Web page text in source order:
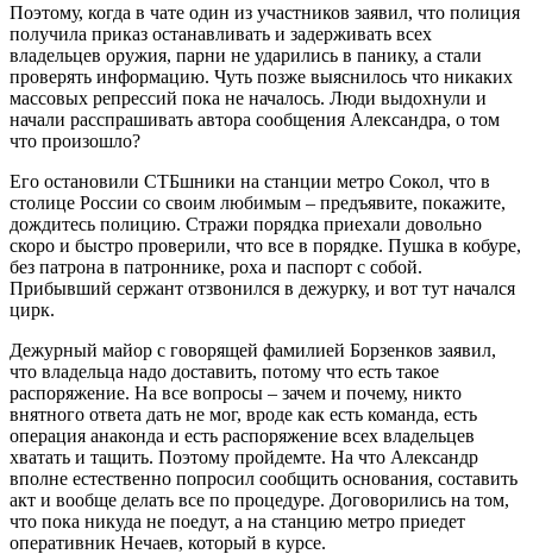
Поэтому, когда в чате один из участников заявил, что полиция
получила приказ останавливать и задерживать всех
владельцев оружия, парни не ударились в панику, а стали
проверять информацию. Чуть позже выяснилось что никаких
массовых репрессий пока не началось. Люди выдохнули и
начали расспрашивать автора сообщения Александра, о том
что произошло?
Его остановили СТБшники на станции метро Сокол, что в
столице России со своим любимым – предъявите, покажите,
дождитесь полицию. Стражи порядка приехали довольно
скоро и быстро проверили, что все в порядке. Пушка в кобуре,
без патрона в патроннике, роха и паспорт с собой.
Прибывший сержант отзвонился в дежурку, и вот тут начался
цирк.
Дежурный майор с говорящей фамилией Борзенков заявил,
что владельца надо доставить, потому что есть такое
распоряжение. На все вопросы – зачем и почему, никто
внятного ответа дать не мог, вроде как есть команда, есть
операция анаконда и есть распоряжение всех владельцев
хватать и тащить. Поэтому пройдемте. На что Александр
вполне естественно попросил сообщить основания, составить
акт и вообще делать все по процедуре. Договорились на том,
что пока никуда не поедут, а на станцию метро приедет
оперативник Нечаев, который в курсе.